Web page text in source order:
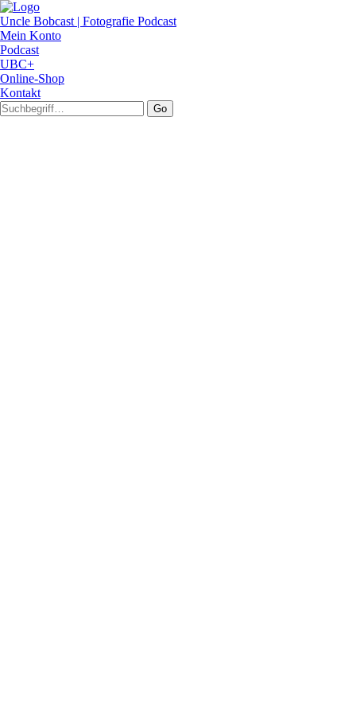
Uncle Bobcast | Fotografie Podcast
Mein Konto
Podcast
UBC+
Online-Shop
Kontakt
Go